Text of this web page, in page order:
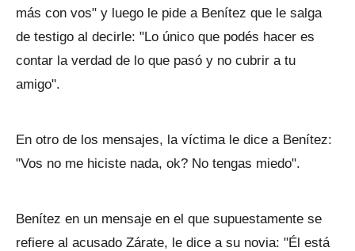
más con vos" y luego le pide a Benítez que le salga
de testigo al decirle: "Lo único que podés hacer es
contar la verdad de lo que pasó y no cubrir a tu
amigo".
En otro de los mensajes, la víctima le dice a Benítez:
"Vos no me hiciste nada, ok? No tengas miedo".
Benítez en un mensaje en el que supuestamente se
refiere al acusado Zárate, le dice a su novia: "Él está